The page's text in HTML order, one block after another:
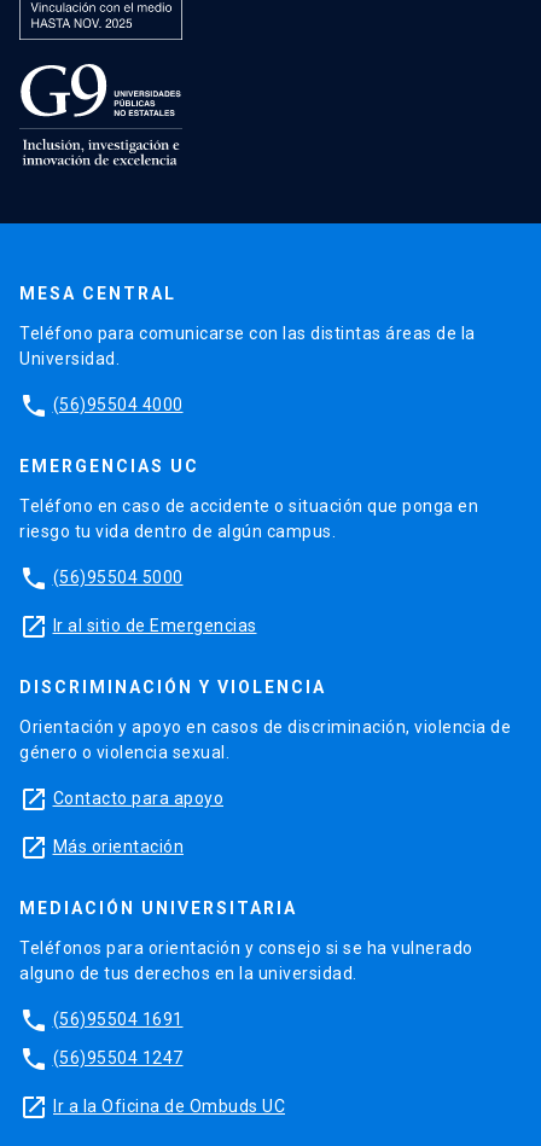
MESA CENTRAL
Teléfono para comunicarse con las distintas áreas de la
Universidad.
phone (56)95504 4000
EMERGENCIAS UC
Teléfono en caso de accidente o situación que ponga en
riesgo tu vida dentro de algún campus.
phone (56)95504 5000
launch Ir al sitio de Emergencias
DISCRIMINACIÓN Y VIOLENCIA
Orientación y apoyo en casos de discriminación, violencia de
género o violencia sexual.
launch Contacto para apoyo
launch Más orientación
MEDIACIÓN UNIVERSITARIA
Teléfonos para orientación y consejo si se ha vulnerado
alguno de tus derechos en la universidad.
phone (56)95504 1691
phone (56)95504 1247
launch Ir a la Oficina de Ombuds UC